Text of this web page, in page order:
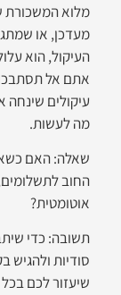
מלוא המשכורת
מעדכן, או
העיקול, הוא
אתם אל תסתבכו
עיקולים שינחה
מה לעשות.
שאלה: האם
החוב
אוטומטית?
תשובה: כדי
סודיות ולהגיש
שיעזור לכם